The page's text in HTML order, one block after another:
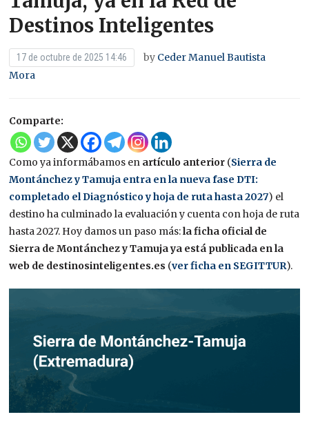
Destinos Inteligentes
17 de octubre de 2025 14:46 by Ceder Manuel Bautista
Mora
Comparte:
Como ya informábamos en artículo anterior (Sierra de
Montánchez y Tamuja entra en la nueva fase DTI:
completado el Diagnóstico y hoja de ruta hasta 2027) el
destino ha culminado la evaluación y cuenta con hoja de ruta
hasta 2027. Hoy damos un paso más:la ficha oficial de
Sierra de Montánchez y Tamuja ya está publicada en la
web de destinosinteligentes.es (ver ficha en SEGITTUR).